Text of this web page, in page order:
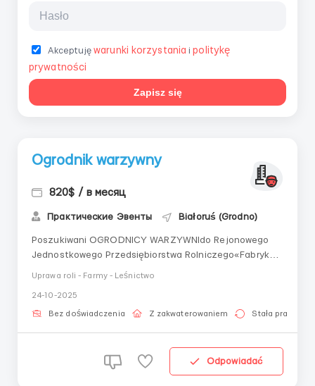
Akceptujęwarunki korzystania i politykę
prywatności
Zapisz się
Ogrodnik warzywny
820$ / в месяц
Практические Эвенты Białoruś (Grodno)
Poszukiwani OGRODNICY WARZYWNIdo Rejonowego
Jednostkowego Przedsiębiorstwa Rolniczego«Fabryka
Warzyw Grodzieńska» (Białoruś, Grodno,
tys. tenge (przed potrąceniem podatków), premie +
bonusy🏠 Zapewnione zakwaterowanie!Warunki
Uprawa roli - Farmy - Leśnictwo
24-10-2025
Bez doświadczenia Z zakwaterowaniem Stała praca
Odpowiadać